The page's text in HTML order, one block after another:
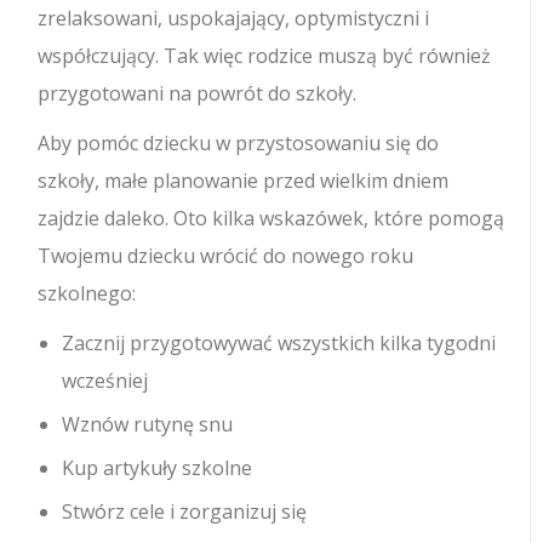
zrelaksowani, uspokajający, optymistyczni i
współczujący. Tak więc rodzice muszą być również
przygotowani na powrót do szkoły.
Aby pomóc dziecku w przystosowaniu się do
szkoły, małe planowanie przed wielkim dniem
zajdzie daleko. Oto kilka wskazówek, które pomogą
Twojemu dziecku wrócić do nowego roku
szkolnego:
Zacznij przygotowywać wszystkich kilka tygodni
wcześniej
Wznów rutynę snu
Kup artykuły szkolne
Stwórz cele i zorganizuj się